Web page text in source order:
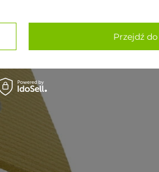
Przejdź